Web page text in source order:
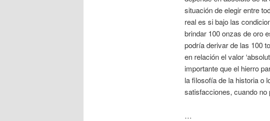
situación de elegir entre
real es si bajo las
brindar 100 onzas de oro
podría derivar de las 100
en relación el valor
importante que el hierro
la filosofía de la historia o
satisfacciones, cuando no
…